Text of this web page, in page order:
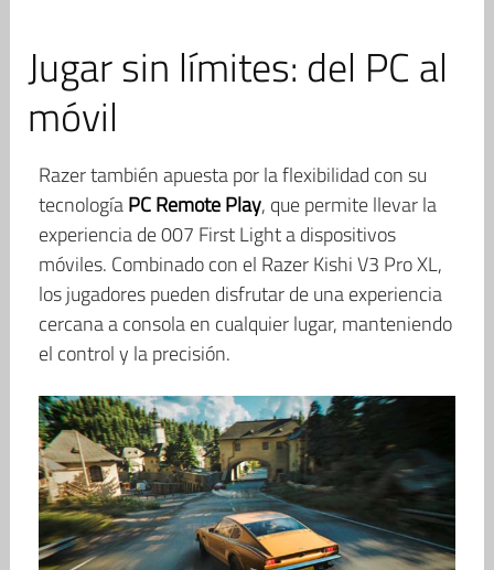
Jugar sin límites: del PC al
móvil
Razer también apuesta por la flexibilidad con su
tecnologíaPC Remote Play, que permite llevar la
experiencia de 007 First Light a dispositivos
móviles. Combinado con el Razer Kishi V3 Pro XL,
los jugadores pueden disfrutar de una experiencia
cercana a consola en cualquier lugar, manteniendo
el control y la precisión.